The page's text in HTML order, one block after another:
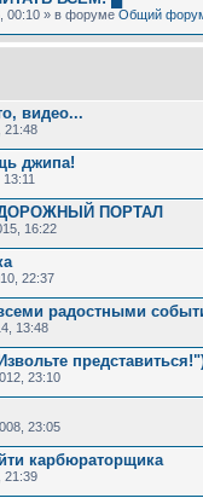
00:10 » в форуме Общий
видео...
21:48
джипа!
ПОРТАЛ
16:22
22:37
радостными
13:48
23:10
23:05
карбюраторщика
21:39